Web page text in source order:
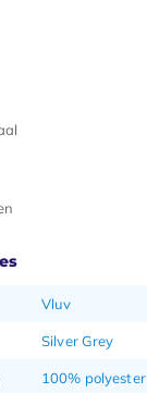
Vluv
Silver Grey
100% polyester